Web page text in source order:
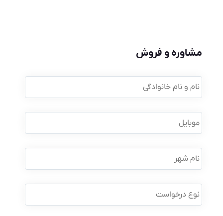
مشاوره و فروش
نام
و
نام
موبایل *
نام
شهر
نوع
درخواست *